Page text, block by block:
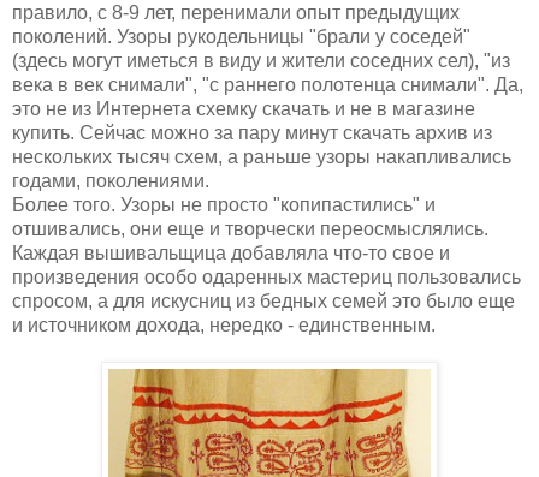
правило, с 8-9 лет, перенимали опыт предыдущих
поколений. Узоры рукодельницы "брали у соседей"
(здесь могут иметься в виду и жители соседних сел), "из
века в век снимали", "с раннего полотенца снимали". Да,
это не из Интернета схемку скачать и не в магазине
купить. Сейчас можно за пару минут скачать архив из
нескольких тысяч схем, а раньше узоры накапливались
годами, поколениями.
Более того. Узоры не просто "копипастились" и
отшивались, они еще и творчески переосмыслялись.
Каждая вышивальщица добавляла что-то свое и
произведения особо одаренных мастериц пользовались
спросом, а для искусниц из бедных семей это было еще
и источником дохода, нередко - единственным.